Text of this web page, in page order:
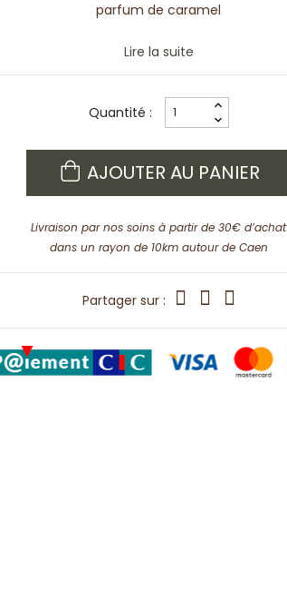
parfum de caramel
Lire la suite
Quantité :
AJOUTER AU PANIER
Livraison par nos soins à partir de 30€ d’achat
dans un rayon de 10km autour de Caen
Partager sur :